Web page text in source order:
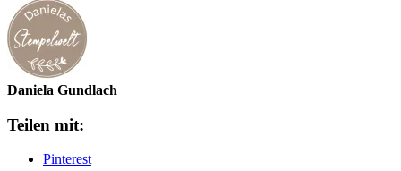
Daniela Gundlach
Teilen mit:
Pinterest